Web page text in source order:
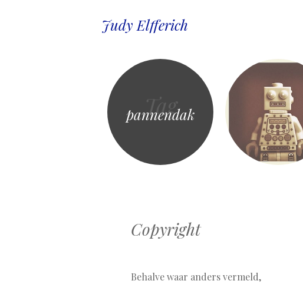
Judy Elfferich
Tag
pannendak
Copyright
Behalve waar anders vermeld,